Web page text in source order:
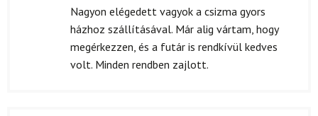
5/ 5
Nagyon elégedett vagyok a csizma gyors
házhoz szállításával. Már alig vártam, hogy
megérkezzen, és a futár is rendkívül kedves
volt. Minden rendben zajlott.